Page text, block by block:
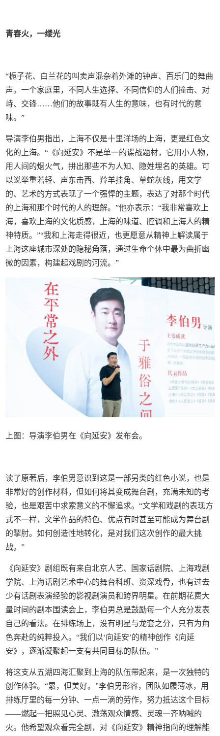
青春火，一缕光
“栀子花、白兰花的叫卖声混杂着外滩的钟声、百乐门的舞曲
声。一个家庭里，不同人生选择、不同信仰的人们撞击、对
峙、交锋……他们的故事既有人生的意味，也有时代的意
味。”
导演李伯男指出，上海不仅是十里洋场的上海，更是红色文
化的上海。“《向延安》不是单一的谍战题材，它用小人物，
用人间的烟火气，拼出那些不为人知、隐姓埋名的英雄。可
以说举重若轻、声东击西、羚羊挂角、草蛇灰线，用文学
的、艺术的方式表现了一个强悍的主题，表达了对那个时代
的上海和那个时代的人的理解。”他亦表示：“我非常喜欢上
海，喜欢上海的文化质感，上海的味道、腔调和上海人的精
神特质。”“我和上海走得很近，也更愿意从精神上解读属于
上海这座城市深处的隐秘角落，通过生命个体中最为曲折幽
微的因素，构建起戏剧的河流。”
上图：导演李伯男在《向延安》发布会。
读了原著后，李伯男意识到这是一部另类的红色小说，也是
非常好的创作材料，但如何将其变成舞台剧，充满未知的考
验，也是艰苦中求索意义的不懈追求。“文学和戏剧的表现方
式不一样，文学作品的特色、优点有时甚至可能成为舞台剧
的掣肘。如何创造性地转化，是对我们这次创作的最大挑
战。”
《向延安》剧组既有来自北京人艺、国家话剧院、上海戏剧
学院、上海话剧艺术中心的舞台科班、资深戏骨，也有过去
少有话剧表演经验的影视剧演员和跨界明星。在前期花费大
量时间的剧本围读会上，李伯男总是鼓励每一个人充分发表
自己的看法。在排练场上，没有明星与龙套之分，只有为角
色奔赴的纯粹投入。“我们以‘向延安’的精神创作《向延
安》，逐渐凝聚起一支有共同目标的队伍。”
将这支从五湖四海汇聚到上海的队伍带起来，是一次独特的
创作体验。“累，但美好。”李伯男形容，团队如履薄冰，用
排练厅里的每一分钟、一点一滴的劳作，努力抵达这个目标
——燃起一把照见心灵、激荡观众情感、灵魂一齐呐喊的
火。他希望观众看完全剧，对《向延安》精神指向的理解能